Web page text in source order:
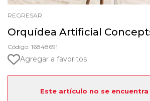
REGRESAR
Orquídea Artificial
Código: 16848691
Agregar a favoritos
Este artículo no se